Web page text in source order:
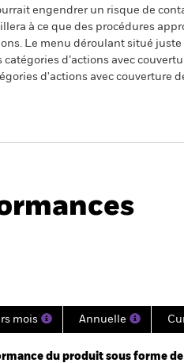
engendrer un risque de
à ce que des procédures
Le menu déroulant situé
d’actions avec
d'actions avec couverture
07-31 00:00:00.
mois Annuelle
du produit sous forme